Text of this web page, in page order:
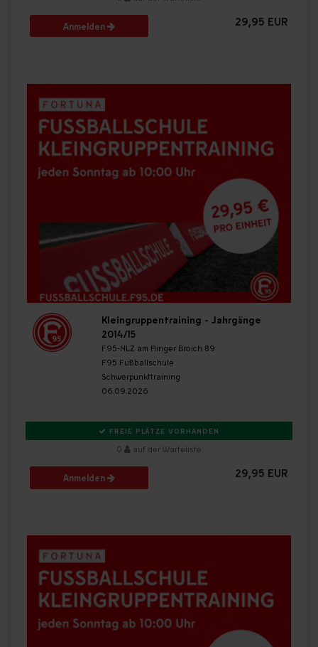
Anmelden 29,95 EUR
Kleingruppentraining - Jahrgänge
2014/15
F95-NLZ am Flinger Broich 89
F95 Fußballschule
Schwerpunkttraining
06.09.2026
FREIE PLÄTZE VORHANDEN
0 auf der Warteliste
Anmelden 29,95 EUR